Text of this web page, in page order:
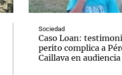
Sociedad
Caso Loan:
perito complica a
Caillava en